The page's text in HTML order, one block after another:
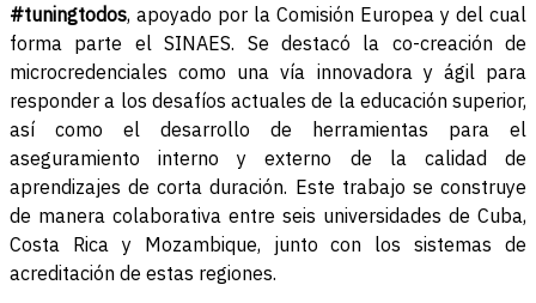
#tuningtodos, apoyado por la Comisión Europea y del cual
forma parte el SINAES. Se destacó la co-creación de
microcredenciales como una vía innovadora y ágil para
responder a los desafíos actuales de la educación superior,
así como el desarrollo de herramientas para el
aseguramiento interno y externo de la calidad de
aprendizajes de corta duración. Este trabajo se construye
de manera colaborativa entre seis universidades de Cuba,
Costa Rica y Mozambique, junto con los sistemas de
acreditación de estas regiones.